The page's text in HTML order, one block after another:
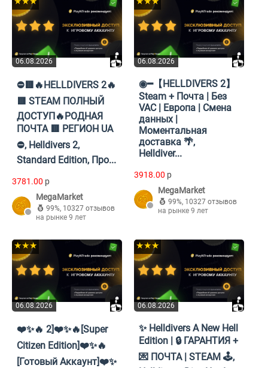
06.08.2026
⛔🟥🔥HELLDIVERS 2🔥
🟥 STEAM ПОЛНЫЙ
ДОСТУП🔥РОДНАЯ
ПОЧТА 🟥 РЕГИОН UA
⛔, Helldivers 2,
Standard Edition, Про...
3781.00 p
MegaMarket
99%, 10327 отзывов
на рынке 9 лет
06.08.2026
◉━【HELLDIVERS 2】
Steam + Почта | Без
VAC | Европа | Смена
данных |
Моментальная
доставка 🌴,
Helldiver...
3918.00 p
MegaMarket
99%, 10327 отзывов
на рынке 9 лет
06.08.2026
★★★
❤️✨🔥 2]❤️✨🔥[Super
Citizen Edition]❤️✨🔥
[Готовый Аккаунт]❤️✨
06.08.2026
★★★
✨ Helldivers A New Hell
Edition | 🔒 ГАРАНТИЯ +
💌 ПОЧТА | STEAM 🕹️,